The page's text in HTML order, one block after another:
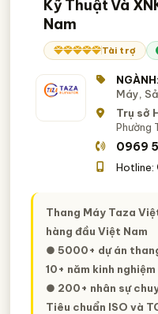
Kỹ Thuật Và
Nam
Tài trợ
NGÀNH:
Máy,
Trụ sở
Phường
0969
Hotline:
Thang Máy Taza
hàng đầu Việt Nam
● 5000+ dự án
10+ năm kinh nghiệm
● 200+ nhân sự
Tiêu chuẩn ISO và